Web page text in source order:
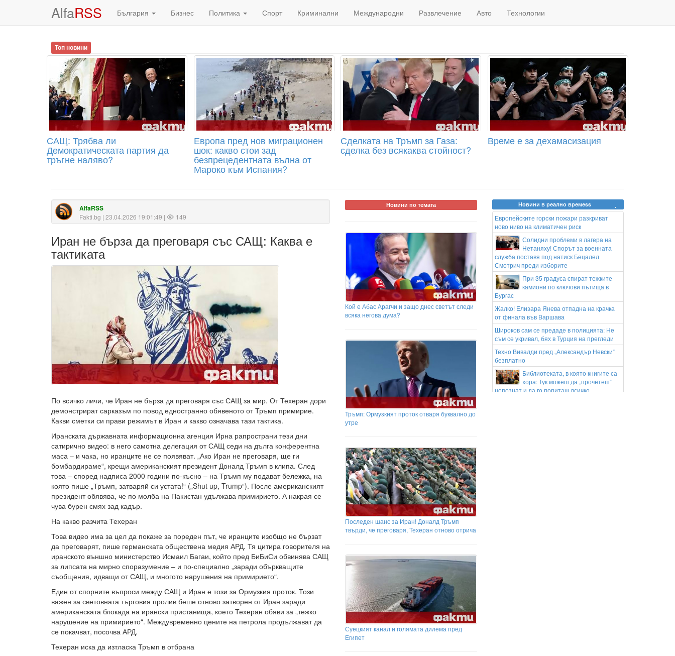
AlfaRSS България Бизнес Политика Спорт Криминални Международни Развлечение Авто Технологии
Топ новини
САЩ: Трябва ли
Демократическата партия да
тръгне наляво?
Европа пред нов миграционен
шок: какво стои зад
безпрецедентната вълна от
Мароко към Испания?
Сделката на Тръмп за Газа:
сделка без всякаква стойност?
Време е за дехамасизация
AlfaRSS
Fakti.bg | 23.04.2026 19:01:49 | 149
Иран не бърза да преговаря със САЩ: Каква е
тактиката
По всичко личи, че Иран не бърза да преговаря със САЩ за мир. От Техеран дори
демонстрират сарказъм по повод едностранно обявеното от Тръмп примирие.
Какви сметки си прави режимът в Иран и какво означава тази тактика.
Иранската държавната информационна агенция Ирна рапространи тези дни
сатирично видео: в него самотна делегация от САЩ седи на дълга конферентна
маса – и чака, но иранците не се появяват. „Ако Иран не преговаря, ще ги
бомбардираме“, крещи американският президент Доналд Тръмп в клипа. След
това – според надписа 2000 години по-късно – на Тръмп му подават бележка, на
която пише „Тръмп, затваряй си устата!“ („Shut up, Trump“). После американският
президент обявява, че по молба на Пакистан удължава примирието. А накрая се
чува бурен смях зад кадър.
На какво разчита Техеран
Това видео има за цел да покаже за пореден път, че иранците изобщо не бързат
да преговарят, пише германската обществена медия АРД. Тя цитира говорителя на
иранското външно министерство Исмаил Багаи, който пред БиБиСи обвинява САЩ
за липсата на мирно споразумение – и по-специално „заради объркващите
съобщения, идващи от САЩ, и многото нарушения на примирието“.
Един от спорните въпроси между САЩ и Иран е този за Ормузкия проток. Този
важен за световната търговия пролив беше отново затворен от Иран заради
американската блокада на ирански пристанища, което Техеран обяви за „тежко
нарушение на примирието“. Междувременно цените на петрола продължават да
се покачват, посочва АРД.
Техеран иска да изтласка Тръмп в отбрана
Новини по темата
Кой е Абас Арагчи и защо днес светът следи
всяка негова дума?
Тръмп: Ормузкият проток отваря буквално до
утре
Последен шанс за Иран! Доналд Тръмп
твърди, че преговаря, Техеран отново отрича
Суецкият канал и голямата дилема пред
Египет
Новини в реално времеss
Европейските горски пожари разкриват
ново ниво на климатичен риск
Солидни проблеми в лагера на
Нетаняху! Спорът за военната
служба поставя под натиск Бецалел
Смотрич преди изборите
При 35 градуса спират тежките
камиони по ключови пътища в
Бургас
Жалко! Елизара Янева отпадна на крачка
от финала във Варшава
Широков сам се предаде в полицията: Не
съм се укривал, бях в Турция на прегледи
Техно Вивалди пред „Александър Невски“
безплатно
Библиотеката, в която книгите са
хора: Тук можеш да „прочетеш“
непознат и да го попиташ всичко